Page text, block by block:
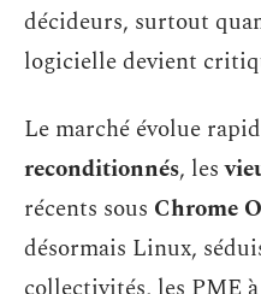
décideurs, surtout
logicielle devient
Le marché évolue
reconditionnés, les
récents sous Chrome
désormais Linux,